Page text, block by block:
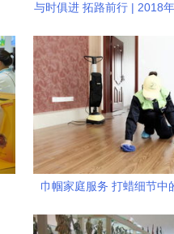
与时俱进 拓路前行 | 2018
巾帼家庭服务 打蜡细节中